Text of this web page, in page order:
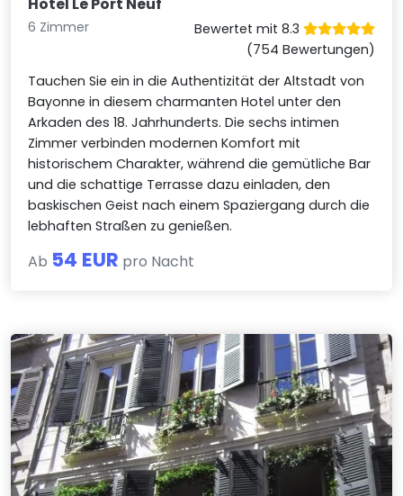
Hotel Le Port Neuf
6 Zimmer
Bewertet mit 8.3
(754 Bewertungen)
Tauchen Sie ein in die Authentizität der Altstadt von
Bayonne in diesem charmanten Hotel unter den
Arkaden des 18. Jahrhunderts. Die sechs intimen
Zimmer verbinden modernen Komfort mit
historischem Charakter, während die gemütliche Bar
und die schattige Terrasse dazu einladen, den
baskischen Geist nach einem Spaziergang durch die
lebhaften Straßen zu genießen.
Ab 54 EUR pro Nacht